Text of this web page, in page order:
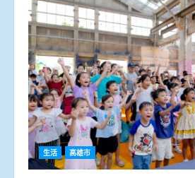
生活 高雄市